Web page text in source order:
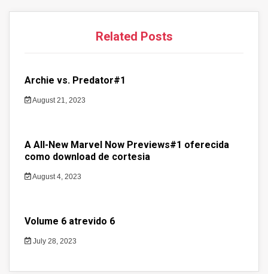
Related Posts
Archie vs. Predator#1
August 21, 2023
A All-New Marvel Now Previews#1 oferecida
como download de cortesia
August 4, 2023
Volume 6 atrevido 6
July 28, 2023